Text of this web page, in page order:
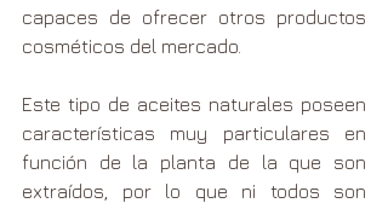
capaces de ofrecer otros productos
cosméticos del mercado.
Este tipo de aceites naturales poseen
características muy particulares en
función de la planta de la que son
extraídos, por lo que ni todos son